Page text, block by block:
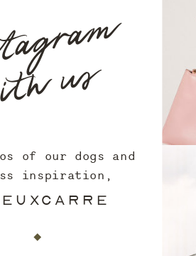
us
of our dogs and
inspiration,
along at